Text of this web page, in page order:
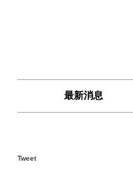
最新消息
Tweet